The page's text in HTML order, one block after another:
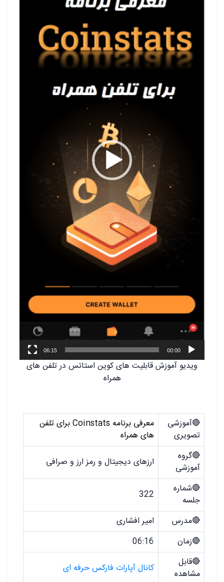
00:00
06:15
ویدیو آموزش قابلیت های کوین استاتس در تلفن های
همراه
🔴آموزشی
تصویری
معرفی برنامه Coinstats برای تلفن
های همراه
🔴گروه
آموزشی
ارزهای دیجیتال و رمز ارز و صرافی
🔴شماره
جلسه
322
🔴مدرس
امیر افشاری
🔴زمان
06:16
🔴قابل
مشاهده
کانال آپارات فارکس حرفه ای